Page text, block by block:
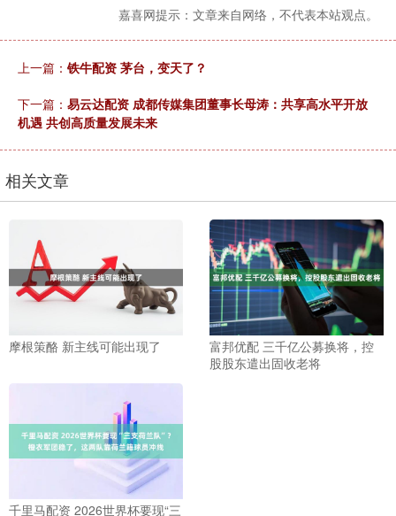
嘉喜网提示：文章来自网络，不代表本站观点。
上一篇： 铁牛配资 茅台，变天了？
下一篇： 易云达配资 成都传媒集团董事长母涛：共享高水平开放
机遇 共创高质量发展未来
相关文章
摩根策酪 新主线可能出现了
富邦优配 三千亿公募换将，控
股股东遣出固收老将
千里马配资 2026世界杯要现“三